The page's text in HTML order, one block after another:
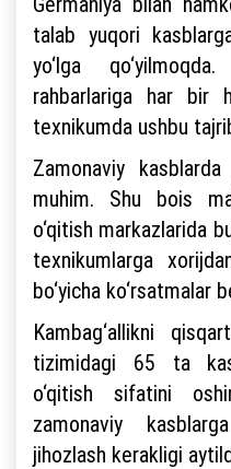
talab yuqori
yo‘lga
rahbarlariga har bir
texnikumda ushbu
Zamonaviy
muhim. Shu bois
o‘qitish markazlarida
texnikumlarga
bo‘yicha ko‘rsatmalar
Kambag‘allikni
tizimidagi 65 ta
o‘qitish sifatini
zamonaviy
jihozlash kerakligi